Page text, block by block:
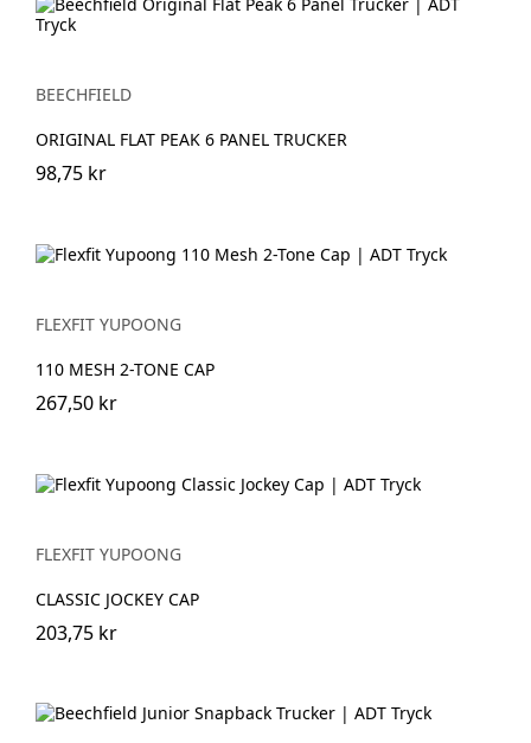
BEECHFIELD
ORIGINAL FLAT PEAK 6 PANEL TRUCKER
98,75 kr
FLEXFIT YUPOONG
110 MESH 2-TONE CAP
267,50 kr
FLEXFIT YUPOONG
CLASSIC JOCKEY CAP
203,75 kr